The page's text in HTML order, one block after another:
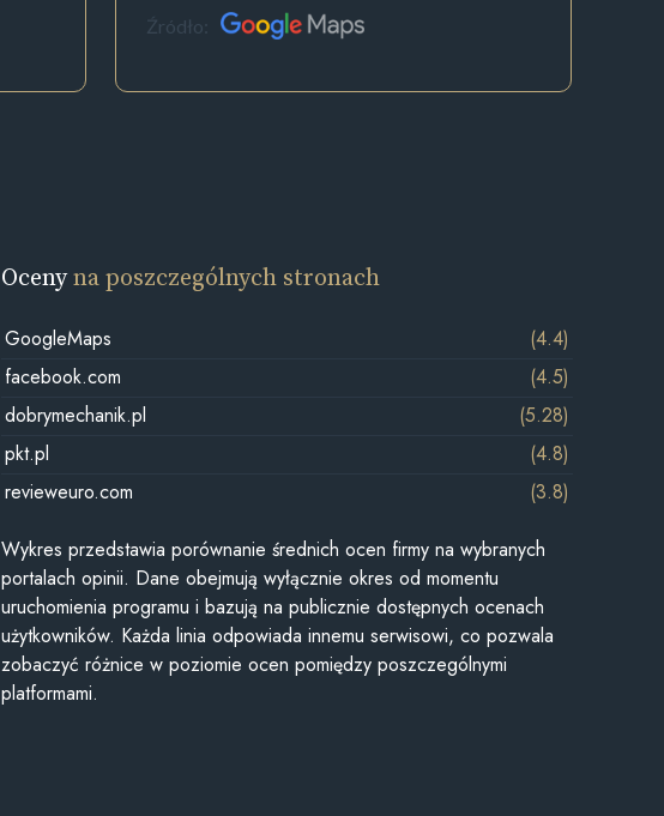
Źródło:
Ocenyna poszczególnych stronach
GoogleMaps
(4.4)
facebook.com
(4.5)
dobrymechanik.pl
(5.28)
pkt.pl
(4.8)
revieweuro.com
(3.8)
Wykres przedstawia porównanie średnich ocen firmy na wybranych
portalach opinii. Dane obejmują wyłącznie okres od momentu
uruchomienia programu i bazują na publicznie dostępnych ocenach
użytkowników. Każda linia odpowiada innemu serwisowi, co pozwala
zobaczyć różnice w poziomie ocen pomiędzy poszczególnymi
platformami.